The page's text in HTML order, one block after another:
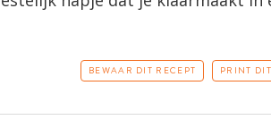
BEWAAR DIT RECEPT PRINT